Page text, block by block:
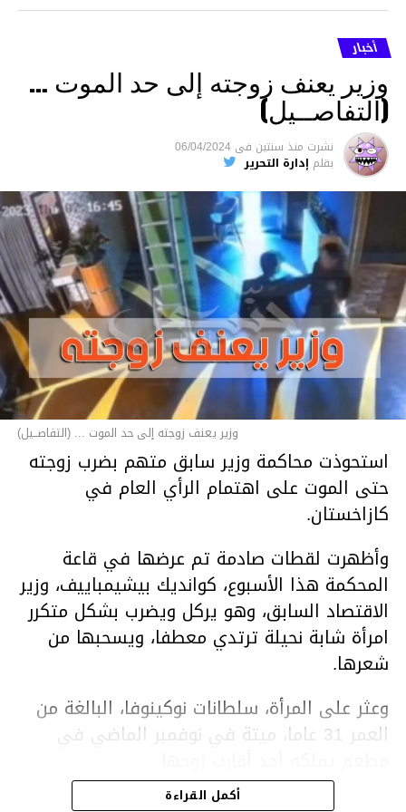
أخبار
وزير يعنف زوجته إلى حد الموت …
(التفاصــيل)
نشرت منذ سنتين فى 06/04/2024
بقلم إدارة التحرير
وزير يعنف زوجته إلى حد الموت ... (التفاصــيل)
استحوذت محاكمة وزير سابق متهم بضرب زوجته
حتى الموت على اهتمام الرأي العام في
كازاخستان.
وأظهرت لقطات صادمة تم عرضها في قاعة
المحكمة هذا الأسبوع، كوانديك بيشيمباييف، وزير
الاقتصاد السابق، وهو يركل ويضرب بشكل متكرر
امرأة شابة نحيلة ترتدي معطفا، ويسحبها من
شعرها.
وعثر على المرأة، سلطانات نوكينوفا، البالغة من
العمر 31 عاما، ميتة في نوفمبر الماضي في
ووفقا لتقرير الطبيب الشرعي، توفيت نوكينوفا
أكمل القراءة